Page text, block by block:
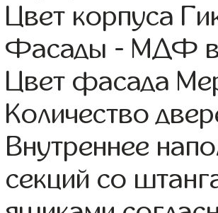
Цвет корпуса
Фасады - МДФ в
Цвет фасада
Количество
Внутреннее
секций со